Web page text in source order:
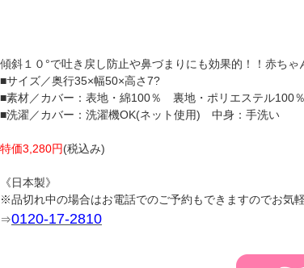
傾斜１０°で吐き戻し防止や鼻づまりにも効果的！！赤ちゃ
■サイズ／奥行35×幅50×高さ7?
■素材／カバー：表地・綿100％ 裏地・ポリエステル100
■洗濯／カバー：洗濯機OK(ネット使用) 中身：手洗い
特価3,280円(税込み)
《日本製》
※品切れ中の場合はお電話でのご予約もできますのでお気
⇒0120-17-2810